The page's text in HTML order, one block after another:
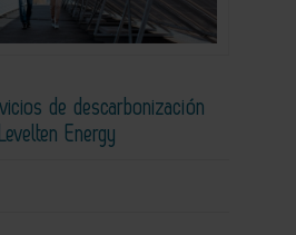
de descarbonización
Energy